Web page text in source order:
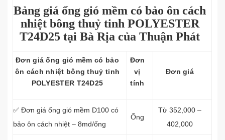
Bảng giá ống gió mềm có bảo ôn cách
nhiệt bông thuỷ tinh POLYESTER
T24D25 tại Bà Rịa của Thuận Phát
Đơn giá ống gió mềm có bảo
ôn cách nhiệt bông thuỷ tinh
POLYESTER T24D25
Đơn
vị
tính
Đơn giá
✅ Đơn giá ống gió mềm D100 có
bảo ôn cách nhiệt – 8md/ống
Ống
Từ 352,000 –
402,000